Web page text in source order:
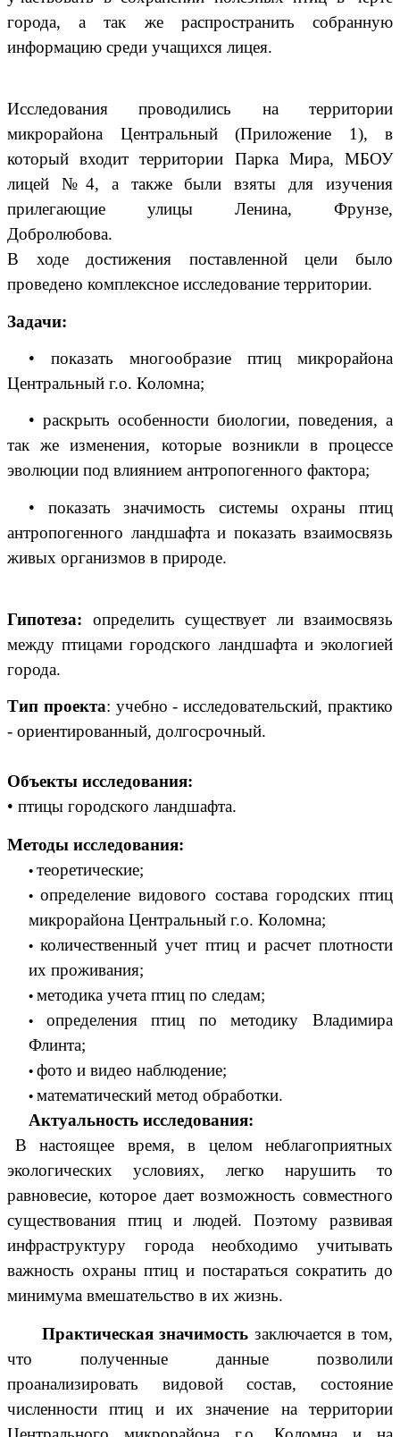
города, а так же распространить собранную
информацию среди учащихся лицея.
Исследования проводились на территории
микрорайона Центральный (Приложение 1), в
который входит территории Парка Мира, МБОУ
лицей №4, а также были взяты для изучения
прилегающие улицы Ленина, Фрунзе,
Добролюбова.
В ходе достижения поставленной цели было
проведено комплексное исследование территории.
Задачи:
• показать многообразие птиц микрорайона
Центральный г.о. Коломна;
• раскрыть особенности биологии, поведения, а
так же изменения, которые возникли в процессе
эволюции под влиянием антропогенного фактора;
• показать значимость системы охраны птиц
антропогенного ландшафта и показать взаимосвязь
живых организмов в природе.
Гипотеза: определить существует ли взаимосвязь
между птицами городского ландшафта и экологией
города.
Тип проекта: учебно - исследовательский, практико
- ориентированный, долгосрочный.
Объекты исследования:
• птицы городского ландшафта.
Методы исследования:
теоретические;
определение видового состава городских птиц
микрорайона Центральный г.о. Коломна;
количественный учет птиц и расчет плотности
их проживания;
методика учета птиц по следам;
определения птиц по методику Владимира
Флинта;
фото и видео наблюдение;
математический метод обработки.
Актуальность исследования:
В настоящее время, в целом неблагоприятных
экологических условиях, легко нарушить то
равновесие, которое дает возможность совместного
существования птиц и людей. Поэтому развивая
инфраструктуру города необходимо учитывать
важность охраны птиц и постараться сократить до
минимума вмешательство в их жизнь.
Практическая значимость заключается в том,
что полученные данные позволили
проанализировать видовой состав, состояние
численности птиц и их значение на территории